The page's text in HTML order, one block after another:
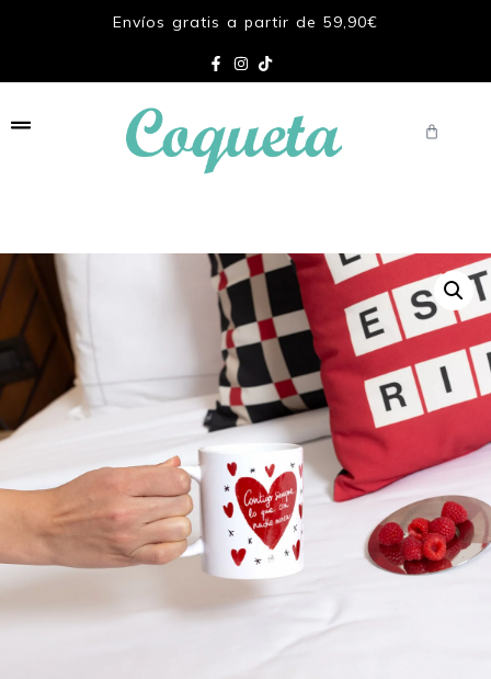
Envíos gratis a partir de 59,90€